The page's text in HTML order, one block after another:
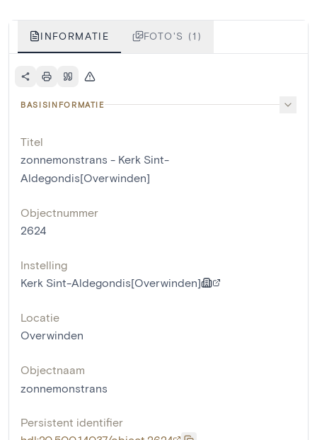
INFORMATIE FOTO'S (1)
BASISINFORMATIE
Titel
zonnemonstrans - Kerk Sint-
Aldegondis[Overwinden]
Objectnummer
2624
Instelling
Kerk Sint-Aldegondis[Overwinden]
Locatie
Overwinden
Objectnaam
zonnemonstrans
Persistent identifier